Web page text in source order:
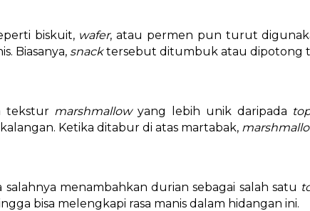
biskuit, wafer, atau permen pun turut
Biasanya, snacktersebut ditumbuk atau dipotong
tekstur marshmallowyang lebih unik daripada
Ketika ditabur di atas martabak,
salahnya menambahkan durian sebagai salah satu
bisa melengkapi rasa manis dalam hidangan ini.